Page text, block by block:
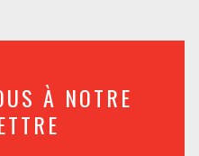
À NOTRE